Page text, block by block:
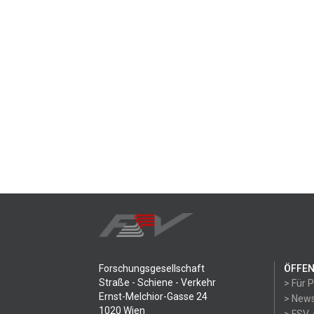
Forschungsgesellschaft
Straße - Schiene - Verkehr
Ernst-Melchior-Gasse 24
1020 Wien
> Für
>